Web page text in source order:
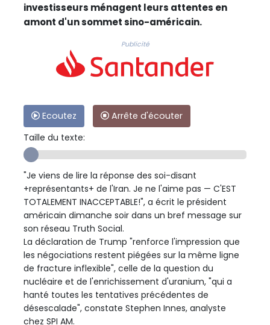
investisseurs ménagent leurs attentes en
amont d'un sommet sino-américain.
Publicité
Ecoutez
Arrête d'écouter
Taille du texte:
"Je viens de lire la réponse des soi-disant
+représentants+ de l'Iran. Je ne l'aime pas — C'EST
TOTALEMENT INACCEPTABLE!", a écrit le président
américain dimanche soir dans un bref message sur
son réseau Truth Social.
La déclaration de Trump "renforce l'impression que
les négociations restent piégées sur la même ligne
de fracture inflexible", celle de la question du
nucléaire et de l'enrichissement d'uranium, "qui a
hanté toutes les tentatives précédentes de
désescalade", constate Stephen Innes, analyste
chez SPI AM.